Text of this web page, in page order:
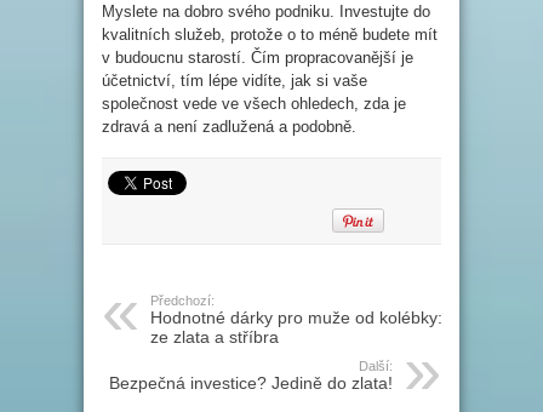
Myslete na dobro svého podniku. Investujte do
kvalitních služeb, protože o to méně budete mít
v budoucnu starostí. Čím propracovanější je
účetnictví, tím lépe vidíte, jak si vaše
společnost vede ve všech ohledech, zda je
zdravá a není zadlužená a podobně.
Předchozí:
Hodnotné dárky pro muže od kolébky:
ze zlata a stříbra
Další:
Bezpečná investice? Jedině do zlata!